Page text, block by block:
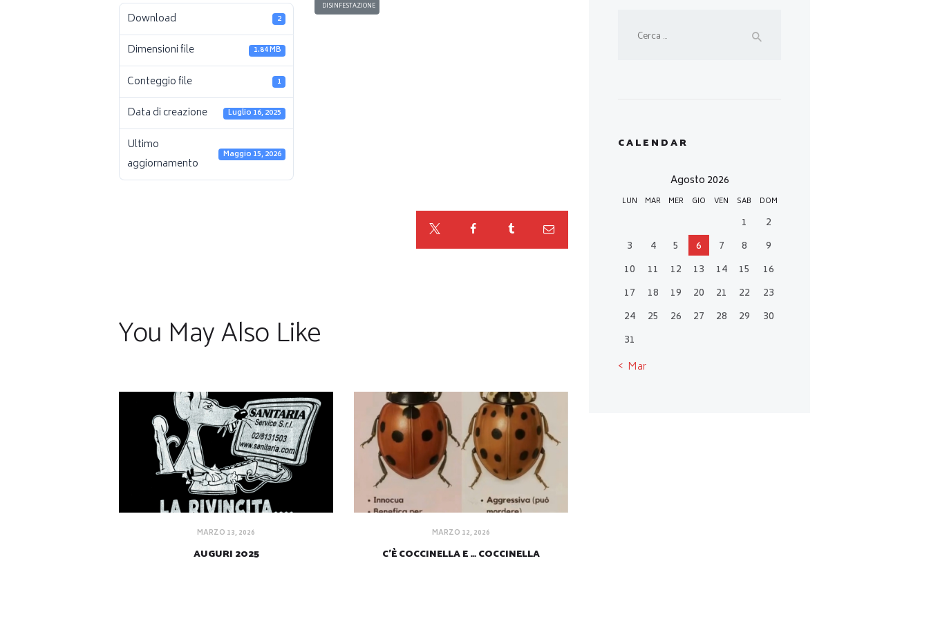
Download 2
Dimensioni file 1.84 MB
Conteggio file 1
Data di creazione Luglio 16, 2025
Ultimo
aggiornamento
Maggio 15, 2026
DISINFESTAZIONE
You May Also Like
MARZO 13, 2026
AUGURI 2025
MARZO 12, 2026
C’È COCCINELLA E … COCCINELLA
CALENDAR
Agosto 2026
LUN MAR MER GIO VEN SAB DOM
1
2
3
4 5 6 7 8
9
10
11 12 13 14 15
16
17
18 19 20 21 22
23
24
25 26 27 28 29
30
31
« Mar